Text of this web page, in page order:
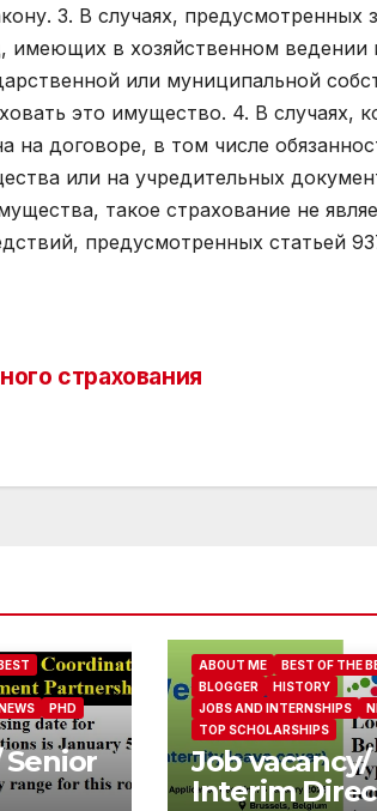
3. В случаях,
имеющих в хозяйственном
или муниципальной
это имущество. 4. В случаях,
на договоре, в том числе
или на учредительных
такое страхование не
предусмотренных статьей
страхования
PHD
Senior
ABOUT ME
BEST OF THE
BLOGGER
HISTORY
JOBS AND INTERNSHIPS
TOP SCHOLARSHIPS
Job vacancy/
Interim